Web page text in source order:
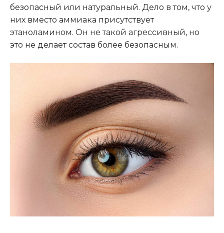
безопасный или натуральный. Дело в том, что у
них вместо аммиака присутствует
этаноламином. Он не такой агрессивный, но
это не делает состав более безопасным.